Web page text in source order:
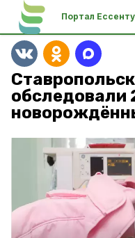
Портал
обследовали